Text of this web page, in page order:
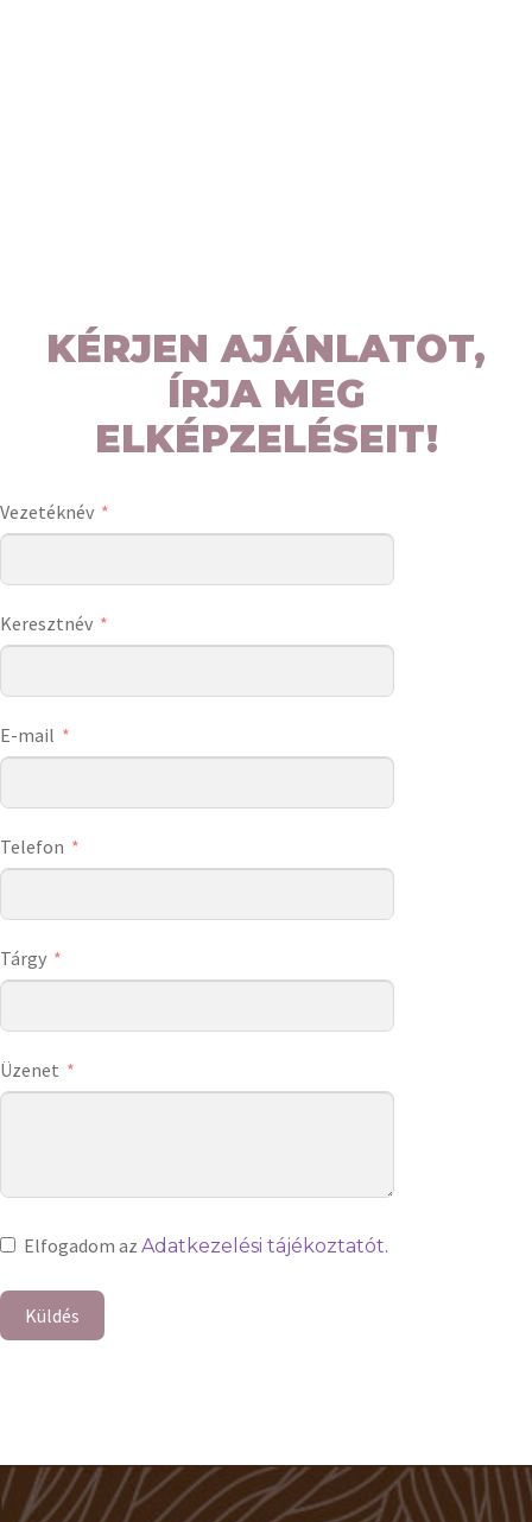
KÉRJEN AJÁNLATOT,
ÍRJA MEG
ELKÉPZELÉSEIT!
Vezetéknév
Keresztnév
E-mail
Telefon
Tárgy
Üzenet
Elfogadom az Adatkezelési tájékoztatót.
Küldés